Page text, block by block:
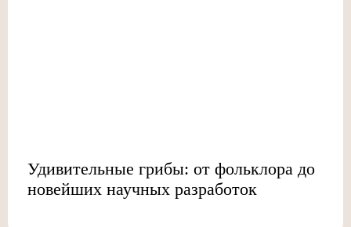
Удивительные грибы: от фольклора до
новейших научных разработок